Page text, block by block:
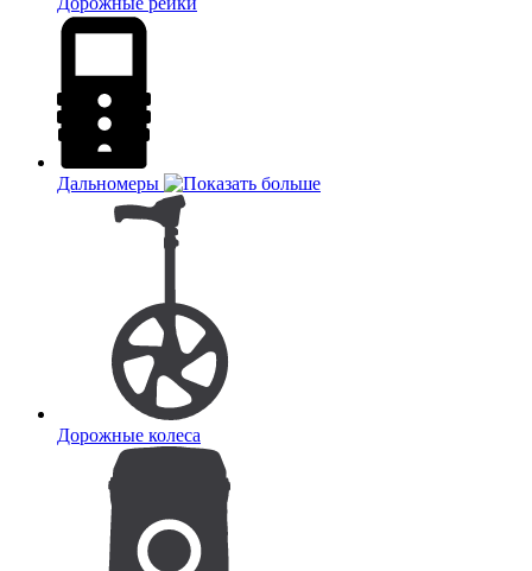
Дальномеры
Дорожные колеса